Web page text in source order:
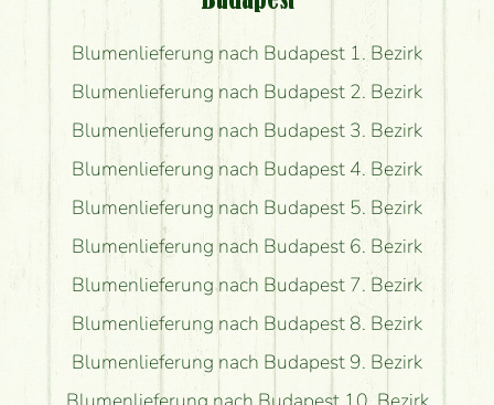
Blumenlieferung nach Budapest 1. Bezirk
Blumenlieferung nach Budapest 2. Bezirk
Blumenlieferung nach Budapest 3. Bezirk
Blumenlieferung nach Budapest 4. Bezirk
Blumenlieferung nach Budapest 5. Bezirk
Blumenlieferung nach Budapest 6. Bezirk
Blumenlieferung nach Budapest 7. Bezirk
Blumenlieferung nach Budapest 8. Bezirk
Blumenlieferung nach Budapest 9. Bezirk